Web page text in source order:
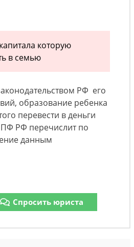
которую
в семью
РФ его
образование ребенка
перевести в деньги
РФ перечислит по
данным
Спросить юриста